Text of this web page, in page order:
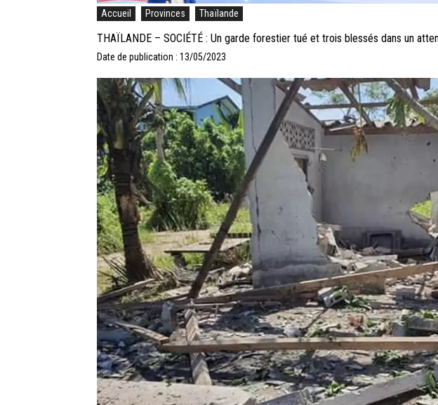
Accueil Provinces Thaïlande
THAÏLANDE – SOCIÉTÉ : Un garde forestier tué et trois blessés dans un
Date de publication : 13/05/2023